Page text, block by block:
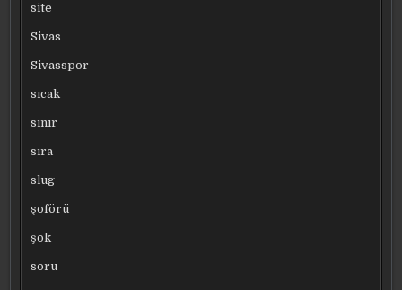
site
Sivas
Sivasspor
sıcak
sınır
sıra
slug
şoförü
şok
soru